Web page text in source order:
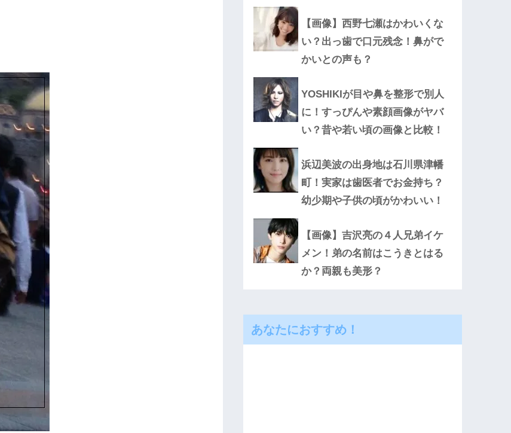
【画像】西野七瀬はかわいくな
い？出っ歯で口元残念！鼻がで
かいとの声も？
YOSHIKIが目や鼻を整形で別人
に！すっぴんや素顔画像がヤバ
い？昔や若い頃の画像と比較！
浜辺美波の出身地は石川県津幡
町！実家は歯医者でお金持ち？
幼少期や子供の頃がかわいい！
【画像】吉沢亮の４人兄弟イケ
メン！弟の名前はこうきとはる
か？両親も美形？
あなたにおすすめ！